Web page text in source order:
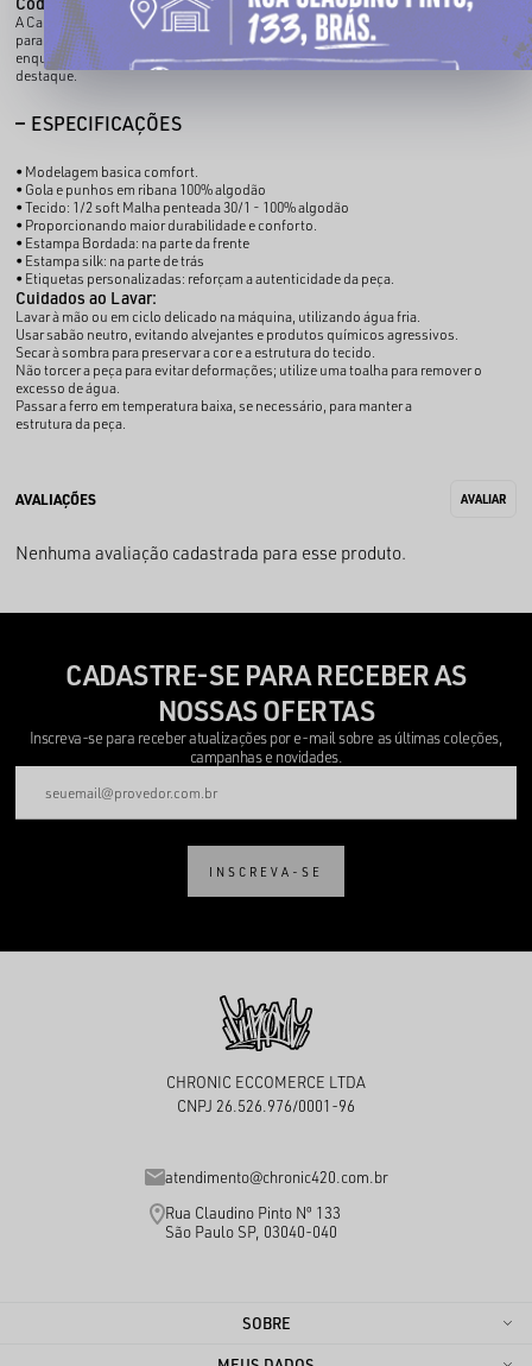
100467601
A Camiseta Básica CHRONIC une conforto e autenticidade em uma peça versátil
para o dia a dia. O bordado na parte frontal agrega um acabamento premium,
enquanto a estampa em silk nas costas reforça a identidade da peça com
destaque.
ESPECIFICAÇÕES
• Modelagem basica comfort.
• Gola e punhos em ribana 100% algodão
• Tecido: 1/2 soft Malha penteada 30/1 - 100% algodão
• Proporcionando maior durabilidade e conforto.
• Estampa Bordada: na parte da frente
• Estampa silk: na parte de trás
• Etiquetas personalizadas: reforçam a autenticidade da peça.
Cuidados ao Lavar:
Lavar à mão ou em ciclo delicado na máquina, utilizando água fria.
Usar sabão neutro, evitando alvejantes e produtos químicos agressivos.
Secar à sombra para preservar a cor e a estrutura do tecido.
Não torcer a peça para evitar deformações; utilize uma toalha para remover o
excesso de água.
Passar a ferro em temperatura baixa, se necessário, para manter a
estrutura da peça.
Nenhuma avaliação cadastrada para esse produto.
CADASTRE-SE PARA RECEBER AS
NOSSAS OFERTAS
Inscreva-se para receber atualizações por e-mail sobre as últimas coleções,
campanhas e novidades.
INSCREVA-SE
CHRONIC ECCOMERCE LTDA
CNPJ 26.526.976/0001-96
atendimento@chronic420.com.br
Rua Claudino Pinto Nº 133
São Paulo SP, 03040-040
SOBRE